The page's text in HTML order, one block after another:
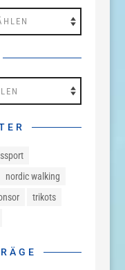
nordic walking
trikots